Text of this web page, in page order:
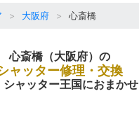
大阪府 心斎橋
心斎橋（大阪府）の
ャッター修理・交換
シャッター王国におまかせ